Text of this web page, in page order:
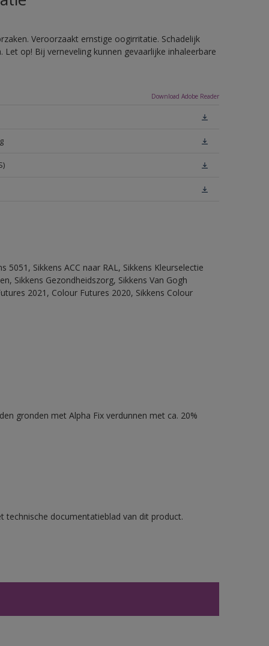
Veroorzaakt ernstige oogirritatie. Schadelijk
op! Bij verneveling kunnen gevaarlijke inhaleerbare
Download Adobe Reader
5051, Sikkens ACC naar RAL, Sikkens Kleurselectie
Sikkens Gezondheidszorg, Sikkens Van Gogh
2021, Colour Futures 2020, Sikkens Colour
gronden met Alpha Fix verdunnen met ca. 20%
technische documentatieblad van dit product.